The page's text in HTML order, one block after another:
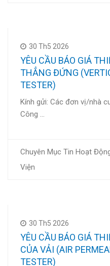
30 Th5 2026
YÊU CẦU BÁO GIÁ
THẲNG ĐỨNG
TESTER)
Kính gửi: Các đơn vị/nhà
Công …
Chuyên Mục Tin Hoạt
Viện
30 Th5 2026
YÊU CẦU BÁO GIÁ
CỦA VẢI (AIR
TESTER)